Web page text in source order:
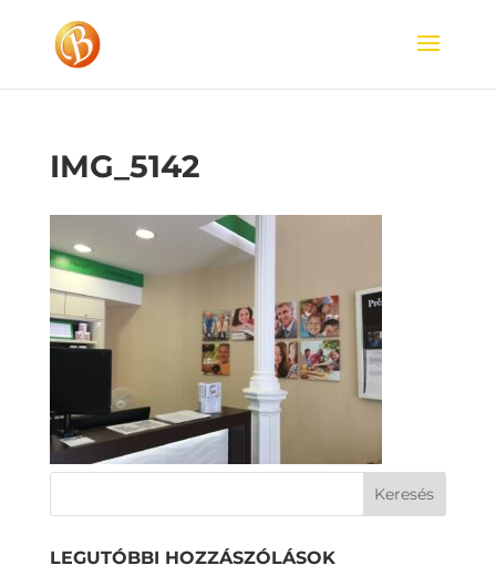
IMG_5142
LEGUTÓBBI HOZZÁSZÓLÁSOK